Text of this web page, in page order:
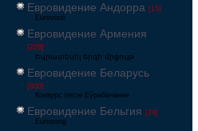
Евровидение Андорра [15]
Eurovisió
Евровидение Армения
[228]
Եվրատեսիլ երգի մրցույթ
Евровидение Беларусь
[600]
Конкурс песні Еўрабачанне
Евровидение Бельгия [24]
Eurosong